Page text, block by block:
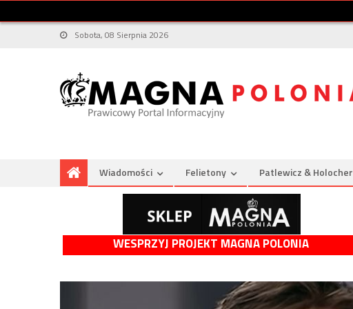
Sobota, 08 Sierpnia 2026
Wiadomości Felietony Patlewicz & Holocher
WESPRZYJ PROJEKT MAGNA POLONIA